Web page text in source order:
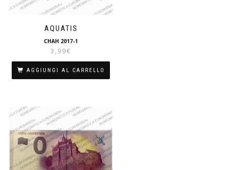
AQUATIS
CHAH 2017-1
3,99€
AGGIUNGI AL CARRELLO